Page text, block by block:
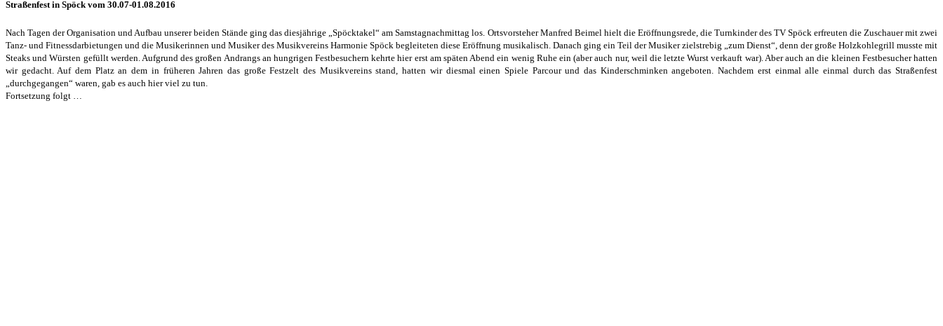
Straßenfest in Spöck vom 30.07-01.08.2016
Nach Tagen der Organisation und Aufbau unserer beiden Stände ging das diesjährige „Spöcktakel“ am Samstagnachmittag los. Ortsvorsteher Manfred Beimel hielt die Eröffnungsrede, die Turnkinder des TV Spöck erfreuten die Zuschauer mit zwei
Tanz- und Fitnessdarbietungen und die Musikerinnen und Musiker des Musikvereins Harmonie Spöck begleiteten diese Eröffnung musikalisch. Danach ging ein Teil der Musiker zielstrebig „zum Dienst“, denn der große Holzkohlegrill musste mit
Steaks und Würsten gefüllt werden. Aufgrund des großen Andrangs an hungrigen Festbesuchern kehrte hier erst am späten Abend ein wenig Ruhe ein (aber auch nur, weil die letzte Wurst verkauft war). Aber auch an die kleinen Festbesucher hatten
wir gedacht. Auf dem Platz an dem in früheren Jahren das große Festzelt des Musikvereins stand, hatten wir diesmal einen Spiele Parcour und das Kinderschminken angeboten. Nachdem erst einmal alle einmal durch das Straßenfest
„durchgegangen“ waren, gab es auch hier viel zu tun.
Fortsetzung folgt …